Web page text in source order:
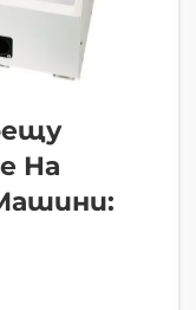
На